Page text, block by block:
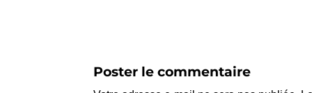
Poster le commentaire